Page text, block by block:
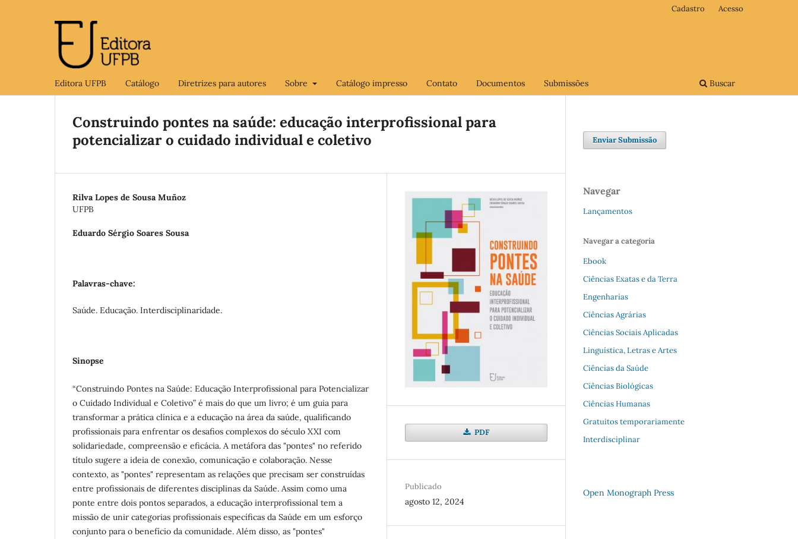
Editora UFPB Catálogo Diretrizes para autores Sobre Catálogo impresso Contato Documentos Submissões Buscar
Cadastro Acesso
Construindo pontes na saúde: educação interprofissional para
potencializar o cuidado individual e coletivo
Rilva Lopes de Sousa Muñoz
UFPB
Eduardo Sérgio Soares Sousa
Palavras-chave:
Saúde. Educação. Interdisciplinaridade.
Sinopse
“Construindo Pontes na Saúde: Educação Interprofissional para Potencializar
o Cuidado Individual e Coletivo” é mais do que um livro; é um guia para
transformar a prática clínica e a educação na área da saúde, qualificando
profissionais para enfrentar os desafios complexos do século XXI com
solidariedade, compreensão e eficácia. A metáfora das "pontes" no referido
título sugere a ideia de conexão, comunicação e colaboração. Nesse
contexto, as "pontes" representam as relações que precisam ser construídas
entre profissionais de diferentes disciplinas da Saúde. Assim como uma
ponte entre dois pontos separados, a educação interprofissional tem a
missão de unir categorias profissionais específicas da Saúde em um esforço
conjunto para o benefício da comunidade. Além disso, as "pontes"
PDF
Publicado
agosto 12, 2024
Enviar Submissão
Navegar
Lançamentos
Navegar a categoria
Ebook
Ciências Exatas e da Terra
Engenharias
Ciências Agrárias
Ciências Sociais Aplicadas
Linguística, Letras e Artes
Ciências da Saúde
Ciências Biológicas
Ciências Humanas
Gratuitos temporariamente
Interdisciplinar
Open Monograph Press